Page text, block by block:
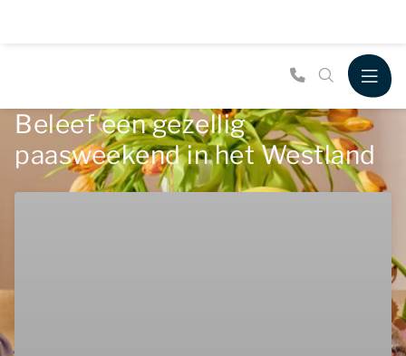
Beleef een gezellig
paasweekend in het Westland